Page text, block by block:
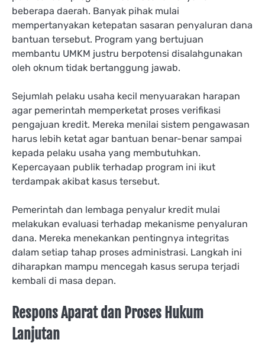
beberapa daerah. Banyak pihak mulai
mempertanyakan ketepatan sasaran penyaluran dana
bantuan tersebut. Program yang bertujuan
membantu UMKM justru berpotensi disalahgunakan
oleh oknum tidak bertanggung jawab.
Sejumlah pelaku usaha kecil menyuarakan harapan
agar pemerintah memperketat proses verifikasi
pengajuan kredit. Mereka menilai sistem pengawasan
harus lebih ketat agar bantuan benar-benar sampai
kepada pelaku usaha yang membutuhkan.
Kepercayaan publik terhadap program ini ikut
terdampak akibat kasus tersebut.
Pemerintah dan lembaga penyalur kredit mulai
melakukan evaluasi terhadap mekanisme penyaluran
dana. Mereka menekankan pentingnya integritas
dalam setiap tahap proses administrasi. Langkah ini
diharapkan mampu mencegah kasus serupa terjadi
kembali di masa depan.
Respons Aparat dan Proses Hukum
Lanjutan